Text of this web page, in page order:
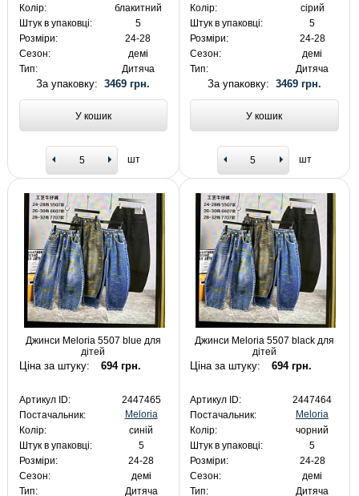
Колір:
блакитний
Штук в упаковці:
5
Розміри:
24-28
Сезон:
демі
Тип:
Дитяча
За упаковку:3469 грн.
У кошик
шт
Колір:
сірий
Штук в упаковці:
5
Розміри:
24-28
Сезон:
демі
Тип:
Дитяча
За упаковку: 3469 грн.
У кошик
шт
Джинси Meloria 5507 blue для
дітей
Ціна за штуку: 694 грн.
Артикул ID:
2447465
Постачальник:
Meloria
Колір:
синій
Штук в упаковці:
5
Розміри:
24-28
Сезон:
демі
Тип:
Дитяча
Джинси Meloria 5507 black для
дітей
Ціна за штуку: 694 грн.
Артикул ID:
2447464
Постачальник:
Meloria
Колір:
чорний
Штук в упаковці:
5
Розміри:
24-28
Сезон:
демі
Тип:
Дитяча